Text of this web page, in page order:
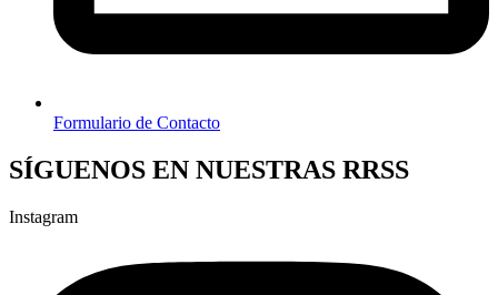
Formulario de Contacto
SÍGUENOS EN NUESTRAS RRSS
Instagram